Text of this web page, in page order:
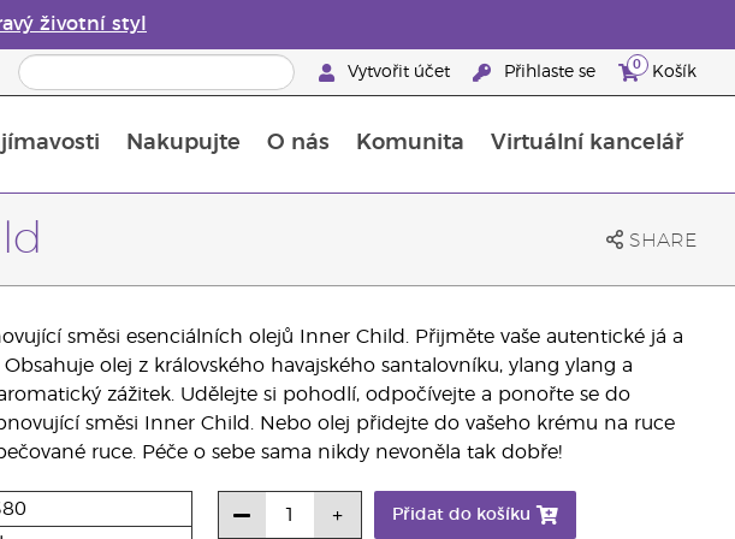
životní styl
Vytvořit účet Přihlaste se 0 Košík
Nakupujte O nás Komunita Virtuální kancelář
SHARE
směsi esenciálních olejů Inner Child. Přijměte vaše autentické já a
olej z královského havajského santalovníku, ylang ylang a
zážitek. Udělejte si pohodlí, odpočívejte a ponořte se do
směsi Inner Child. Nebo olej přidejte do vašeho krému na ruce
ruce. Péče o sebe sama nikdy nevoněla tak dobře!
Přidat do košíku